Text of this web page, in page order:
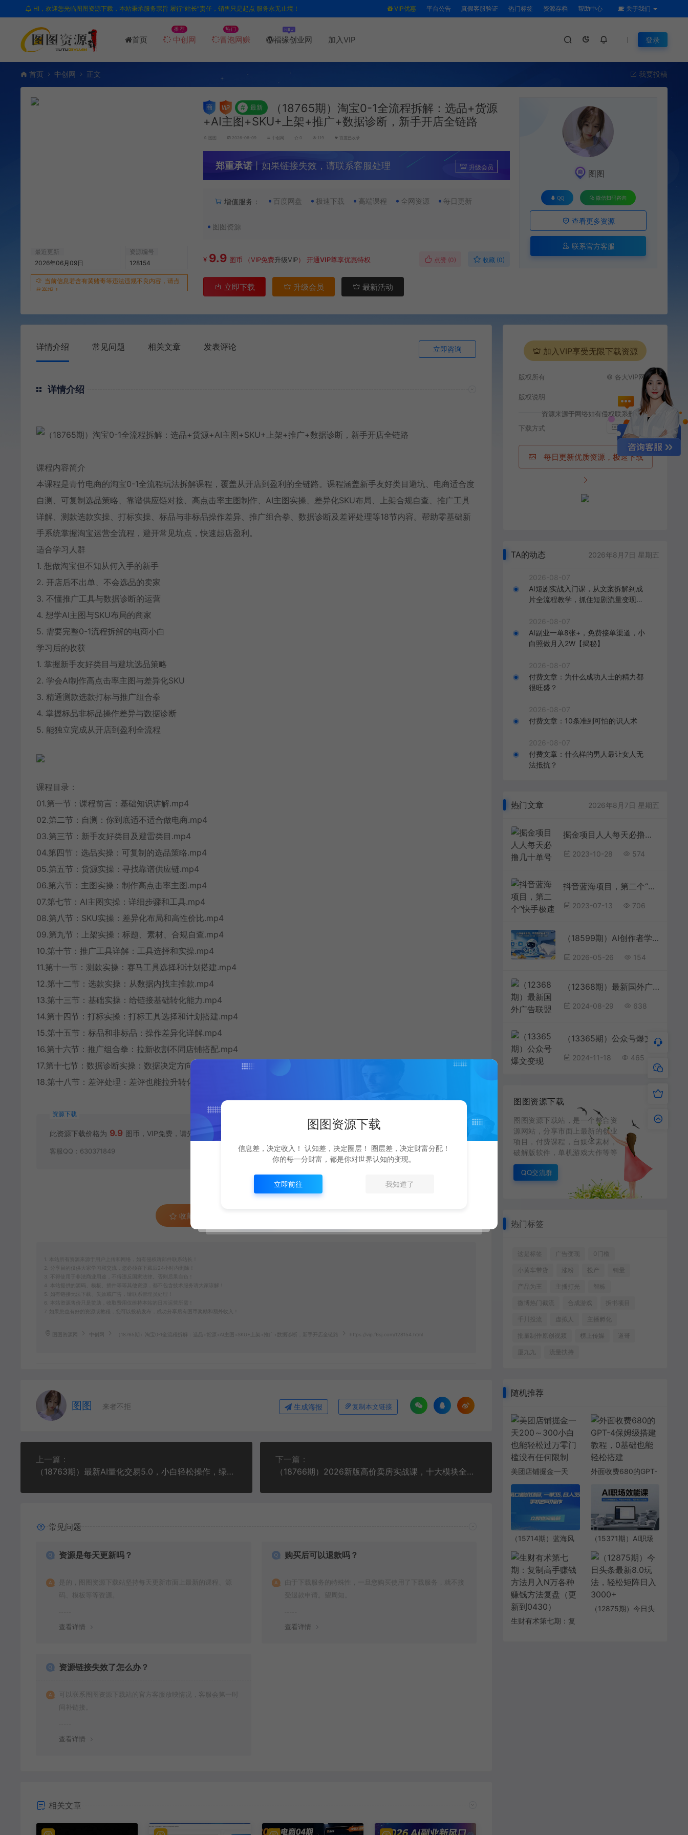
HI，欢迎您光临图图资源下载，本站秉承服务宗旨 履行“站长”责任，销售只是起点 服务永无止境！ VIP优惠 平台公告 真假客服验证 热门标签 资源存档 帮助中心 关于我们
首页 中创网
推荐
冒泡网赚
热门
福缘创业网 加入VIP 登录
首页 中创网 正文 我要投稿
最近更新
2026年06月09日
资源编号
128154
当前信息若含有黄赌毒等违法违规不良内容，请点
此举报！
# 最新
（18765期）淘宝0-1全流程拆解：选品+货源
+AI主图+SKU+上架+推广+数据诊断，新手开店全链路
图图 2026-06-09 中创网 0 119 百度已收录
郑重承诺 丨如果链接失效，请联系客服处理 升级会员
增值服务： 百度网盘 极速下载 高端课程 全网资源 每日更新
图图资源
¥ 9.9 图币 （VIP免费升级VIP）开通VIP尊享优惠特权 点赞 (0) 收藏 (0)
立即下载 升级会员 最新活动
图图
QQ 微信扫码咨询
查看更多资源
联系官方客服
详情介绍 常见问题 相关文章 发表评论 立即咨询
详情介绍
课程内容简介
本课程是青竹电商的淘宝0-1全流程玩法拆解课程，覆盖从开店到盈利的全链路。课程涵盖新手友好类目避坑、电商适合度
自测、可复制选品策略、靠谱供应链对接、高点击率主图制作、AI主图实操、差异化SKU布局、上架合规自查、推广工具
详解、测款选款实操、打标实操、标品与非标品操作差异、推广组合拳、数据诊断及差评处理等18节内容。帮助零基础新
手系统掌握淘宝运营全流程，避开常见坑点，快速起店盈利。
适合学习人群
1. 想做淘宝但不知从何入手的新手
2. 开店后不出单、不会选品的卖家
3. 不懂推广工具与数据诊断的运营
4. 想学AI主图与SKU布局的商家
5. 需要完整0-1流程拆解的电商小白
学习后的收获
1. 掌握新手友好类目与避坑选品策略
2. 学会AI制作高点击率主图与差异化SKU
3. 精通测款选款打标与推广组合拳
4. 掌握标品非标品操作差异与数据诊断
5. 能独立完成从开店到盈利全流程
课程目录：
01.第一节：课程前言：基础知识讲解.mp4
02.第二节：自测：你到底适不适合做电商.mp4
03.第三节：新手友好类目及避雷类目.mp4
04.第四节：选品实操：可复制的选品策略.mp4
05.第五节：货源实操：寻找靠谱供应链.mp4
06.第六节：主图实操：制作高点击率主图.mp4
07.第七节：AI主图实操：详细步骤和工具.mp4
08.第八节：SKU实操：差异化布局和高性价比.mp4
09.第九节：上架实操：标题、素材、合规自查.mp4
10.第十节：推广工具详解：工具选择和实操.mp4
11.第十一节：测款实操：赛马工具选择和计划搭建.mp4
12.第十二节：选款实操：从数据内找主推款.mp4
13.第十三节：基础实操：给链接基础转化能力.mp4
14.第十四节：打标实操：打标工具选择和计划搭建.mp4
15.第十五节：标品和非标品：操作差异化详解.mp4
16.第十六节：推广组合拳：拉新收割不同店铺搭配.mp4
17.第十七节：数据诊断实操：数据决定方向.mp4
18.第十八节：差评处理：差评也能拉升转化.mp4
资源下载
此资源下载价格为 9.9 图币，VIP免费，请先
客服QQ：630371849
收藏 (0)
1. 本站所有资源来源于用户上传和网络，如有侵权请邮件联系站长！
2. 分享目的仅供大家学习和交流，您必须在下载后24小时内删除！
3. 不得使用于非法商业用途，不得违反国家法律。否则后果自负！
4. 本站提供的源码、模板、插件等等其他资源，都不包含技术服务请大家谅解！
5. 如有链接无法下载、失效或广告，请联系管理员处理！
6. 本站资源售价只是赞助，收取费用仅维持本站的日常运营所需！
7. 如果您也有好的资源或教程，您可以投稿发布，成功分享后有图币奖励和额外收入！
图图资源网 中创网 （18765期）淘宝0-1全流程拆解：选品+货源+AI主图+SKU+上架+推广+数据诊断，新手开店全链路 https://vip.f6sj.com/128154.html
图图 来者不拒 生成海报 复制本文链接
上一篇：
（18763期）最新AI量化交易5.0，小白轻松操作，绿色稳定！日入1000+
下一篇：
（18766期）2026新版高价卖房实战课，十大模块全拆解，不靠降价也能快速把房子卖出好价钱
常见问题
资源是每天更新吗？
是的，图图资源下载站坚持每天更新市面上最新的课程、源
码、模板等等资源。
查看详情
购买后可以退款吗？
由于下载服务的特殊性，一旦您购买使用了下载服务，就不接
受退款申请。望周知。
查看详情
资源链接失效了怎么办？
可以联系图图资源下载站的官方客服放映情况，客服会第一时
间补链接。
查看详情
相关文章
加入VIP享受无限下载资源
版权所有 © 各大VIP网站
版权说明
资源来源于网络如有侵权联系删除 i
下载方式
百度网盘
每日更新优质资源，极速下载
TA的动态 2026年8月7日 星期五
2026-08-07
AI短剧实战入门课，从文案拆解到成
片全流程教学，抓住短剧流量变现风
2026-08-07
AI副业一单8张+，免费接单渠道，小
白照做月入2W【揭秘】
2026-08-07
付费文章：为什么成功人士的精力都
很旺盛？
2026-08-07
付费文章：10条准到可怕的识人术
2026-08-07
付费文章：什么样的男人最让女人无
法抵抗？
热门文章 2026年8月7日 星期五
掘金项目人人每天必撸几十单号收益一天20-50暴力掘金
2023-10-28 574
抖音蓝海项目，第二个“快手极速版拉新”，一周搞了7000+
2023-07-13 706
（18599期）AI创作者学院：不想露脸做推广？AI虚拟形象+口型同步+UGC内容，让你安心睡觉照样赚钱
2026-05-26 154
（12368期）最新国外广告联盟解放双手全自动挂机矩阵每天500+附有管道收益
2024-08-29 638
（13365期）公众号爆文变现课：从注册到10W+爆文，AI工具助力，轻松月入6000元
2024-11-18 465
图图资源下载
图图资源下载站，是一个整合资
源网站，分享市面上最新的创业
项目，付费课程，自媒体素材，
破解版软件，单机游戏大作等等
QQ交流群
热门标签
这是标签 广告变现 0门槛
小黄车带货 涨粉 投产 销量
产品为王 主播打光 智栋
微博热门截流 合成游戏 拆书项目
千川投流 虚拟人 主播孵化
批量制作原创视频 榜上传媒 道哥
厦九九 流量扶持
随机推荐
美团店铺掘金一天
轻松过万零门槛没有
任何限制
外面收费680的GPT-
基础也能轻松搭建
（15714期）蓝海风
35，日入3500+，手
机即可操作
（15371期）AI职场
动化，专业文书优
化，高阶提示词实战
生财有术第七期：复
（12875期）今日头
图图资源下载
信息差，决定收入！ 认知差，决定圈层！ 圈层差，决定财富分配！
你的每一分财富，都是你对世界认知的变现。
立即前往 我知道了